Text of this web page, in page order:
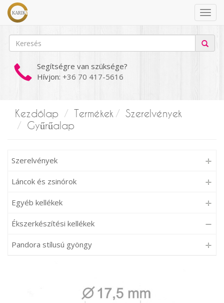
Segítségre van szüksége?
Hívjon: +36 70 417-5616
Kezdőlap Termékek
Szerelvények
Gyűrűalap
Szerelvények
Láncok és zsinórok
Egyéb kellékek
Ékszerkészítési kellékek
Pandora stílusú gyöngy